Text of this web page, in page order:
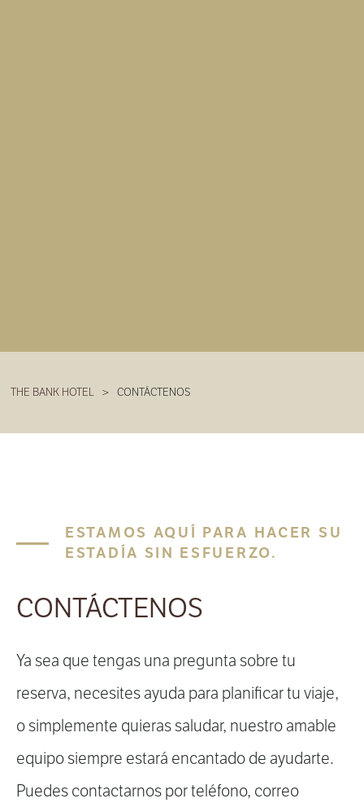
THE BANK HOTEL > CONTÁCTENOS
ESTAMOS AQUÍ PARA HACER SU
ESTADÍA SIN ESFUERZO.
CONTÁCTENOS
Ya sea que tengas una pregunta sobre tu
reserva, necesites ayuda para planificar tu viaje,
o simplemente quieras saludar, nuestro amable
equipo siempre estará encantado de ayudarte.
Puedes contactarnos por teléfono, correo